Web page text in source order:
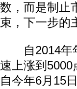
数，而是制止
束，下一步的
自2014年年
速上涨到5000
自今年6月15